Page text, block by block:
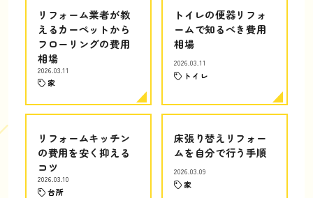
リフォーム業者が教
えるカーペットから
フローリングの費用
相場
2026.03.11
家
トイレの便器リフォ
ームで知るべき費用
相場
2026.03.11
トイレ
リフォームキッチン
の費用を安く抑える
コツ
2026.03.10
台所
床張り替えリフォー
ムを自分で行う手順
2026.03.09
家